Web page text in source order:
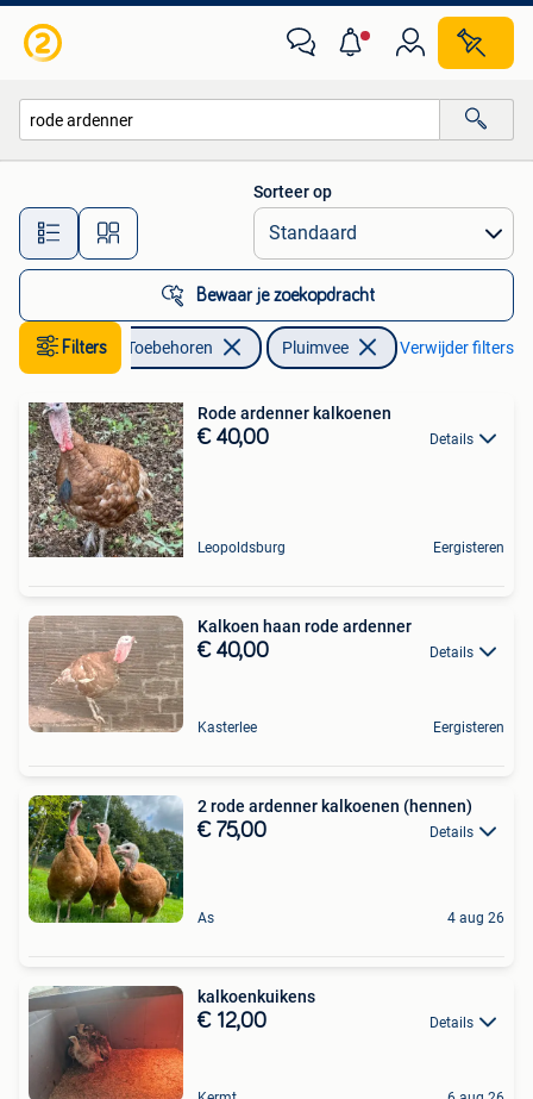
Alle afstanden…
Sorteer op
Bewaar je zoekopdracht
Filters
Dieren en Toebehoren Pluimvee Verwijder filters
Rode ardenner kalkoenen
€ 40,00 Details
Leopoldsburg Eergisteren
Kalkoen haan rode ardenner
€ 40,00 Details
Kasterlee Eergisteren
2 rode ardenner kalkoenen (hennen)
€ 75,00 Details
As 4 aug 26
kalkoenkuikens
€ 12,00 Details